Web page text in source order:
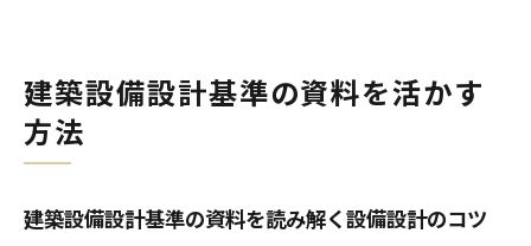
建築設備設計基準の資料を活かす
方法
建築設備設計基準の資料を読み解く設備設計のコツ